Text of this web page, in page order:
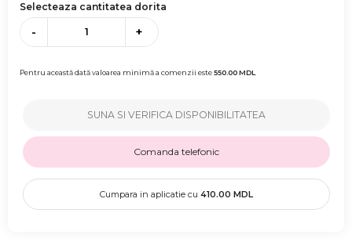
Selecteaza cantitatea dorita
- +
Pentru această dată valoarea minimă a comenzii este550.00MDL
SUNA SI VERIFICA DISPONIBILITATEA
Comanda telefonic
Cumpara in aplicatie cu 410.00 MDL